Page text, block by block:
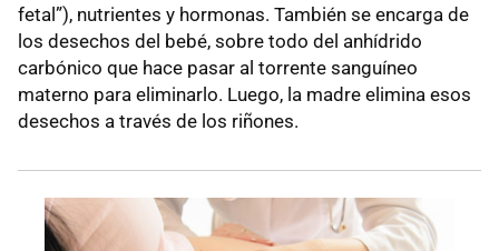
fetal”), nutrientes y hormonas. También se encarga de
los desechos del bebé, sobre todo del anhídrido
carbónico que hace pasar al torrente sanguíneo
materno para eliminarlo. Luego, la madre elimina esos
desechos a través de los riñones.